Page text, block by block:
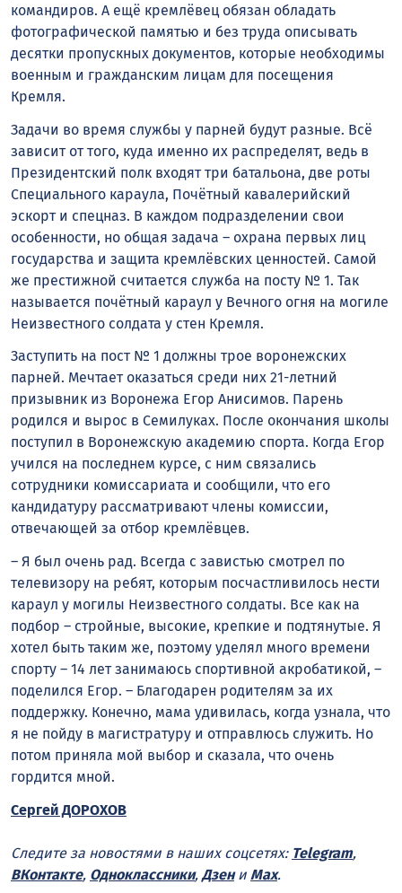
командиров. А ещё кремлёвец обязан обладать
фотографической памятью и без труда описывать
десятки пропускных документов, которые необходимы
военным и гражданским лицам для посещения
Кремля.
Задачи во время службы у парней будут разные. Всё
зависит от того, куда именно их распределят, ведь в
Президентский полк входят три батальона, две роты
Специального караула, Почётный кавалерийский
эскорт и спецназ. В каждом подразделении свои
особенности, но общая задача – охрана первых лиц
государства и защита кремлёвских ценностей. Самой
же престижной считается служба на посту № 1. Так
называется почётный караул у Вечного огня на могиле
Неизвестного солдата у стен Кремля.
Заступить на пост № 1 должны трое воронежских
парней. Мечтает оказаться среди них 21-летний
призывник из Воронежа Егор Анисимов. Парень
родился и вырос в Семилуках. После окончания школы
поступил в Воронежскую академию спорта. Когда Егор
учился на последнем курсе, с ним связались
сотрудники комиссариата и сообщили, что его
кандидатуру рассматривают члены комиссии,
отвечающей за отбор кремлёвцев.
– Я был очень рад. Всегда с завистью смотрел по
телевизору на ребят, которым посчастливилось нести
караул у могилы Неизвестного солдаты. Все как на
подбор – стройные, высокие, крепкие и подтянутые. Я
хотел быть таким же, поэтому уделял много времени
спорту – 14 лет занимаюсь спортивной акробатикой, –
поделился Егор. – Благодарен родителям за их
поддержку. Конечно, мама удивилась, когда узнала, что
я не пойду в магистратуру и отправлюсь служить. Но
потом приняла мой выбор и сказала, что очень
гордится мной.
Сергей ДОРОХОВ
Следите за новостями в наших соцсетях: Telegram,
ВКонтакте, Одноклассники, Дзени Max.